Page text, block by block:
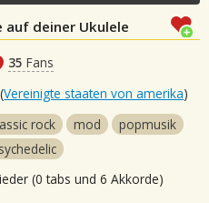
auf deiner Ukulele
35 Fans
(Vereinigte staaten von amerika)
rock
mod
popmusik
(0 tabs und 6 Akkorde)